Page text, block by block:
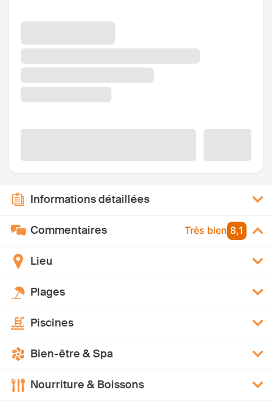
Informations détaillées
Commentaires Très bien 8,1
Lieu
Plages
Piscines
Bien-être & Spa
Nourriture & Boissons